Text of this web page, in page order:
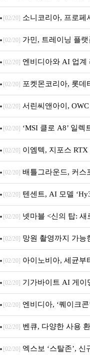
서울’ 개최
[02/20] 소니코리아, 프로페
[02/20] 가민, 트레이닝 플
수로 선수와 코치에 맞춤
[02/20] 엔비디아와 AI 업계
SAFE 가이드라인 제안
[02/20] 포켓몬코리아, 롯데
별빛낙원’ 개최
[02/20] 서린씨앤아이,
트 고정 홀더 증정 이벤트
[02/20] ‘MSI 클로 A8’ 일
[02/20] 이엠텍, 지포스
팀 월렛부터 PALIT 지포
[02/20] 배틀그라운드, 커스
[02/20] 텐센트, AI 모델
[02/20] 넷마블 <신의 탑: 새
[02/20] 망원 촬영까지 가능
켓 4P
[02/20] 아이노비아, 세균부
고 살균 탈취기’ 출시
[02/20] 기가바이트 AI 게이
GAMING A16 할인 진행
[02/20] 엔비디아, ‘퀘이크
E-데이’ DLSS 지원
[02/20] 벤큐, 다양한 사용
품 6종 출시
[02/20] 엑스보 ‘스탈존’, 신